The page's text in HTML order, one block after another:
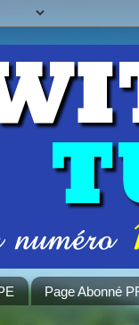
Page Abonné